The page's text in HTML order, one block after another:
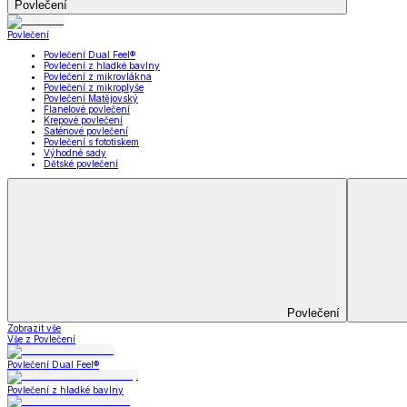
Koupelna
Koupelna
Ručníky a osušky
Koupelnové předložky
Koupelna
Zobrazit vše
Vše z Koupelna
Ručníky a osušky
Koupelnové předložky